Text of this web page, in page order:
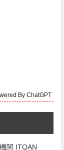
By ChatGPT
関 ITQAN